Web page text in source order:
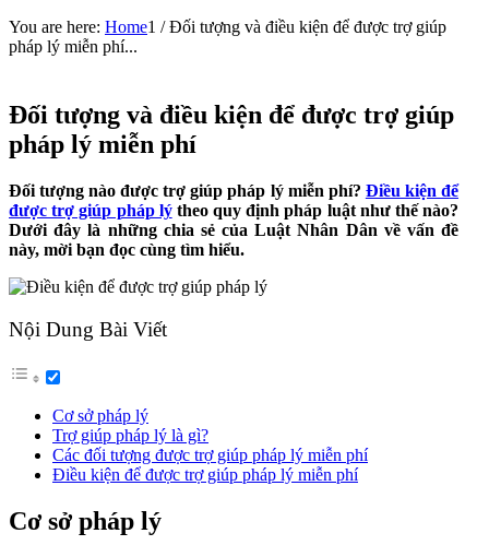
You are here: Home1 / Đối tượng và điều kiện để được trợ giúp
pháp lý miễn phí...
Đối tượng và điều kiện để được trợ giúp
pháp lý miễn phí
Đối tượng nào được trợ giúp pháp lý miễn phí? Điều kiện để
được trợ giúp pháp lýtheo quy định pháp luật như thế nào?
Dưới đây là những chia sẻ của Luật Nhân Dân về vấn đề
này, mời bạn đọc cùng tìm hiểu.
Nội Dung Bài Viết
Cơ sở pháp lý
Trợ giúp pháp lý là gì?
Các đối tượng được trợ giúp pháp lý miễn phí
Điều kiện để được trợ giúp pháp lý miễn phí
Cơ sở pháp lý